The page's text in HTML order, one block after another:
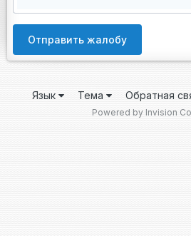
Отправить жалобу
Язык Тема Обратная
Powered by Invision